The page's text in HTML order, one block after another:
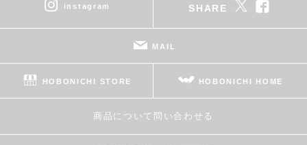
instagram SHARE
MAIL
HOBONICHI STORE HOBONICHI HOME
商品について問い合わせる